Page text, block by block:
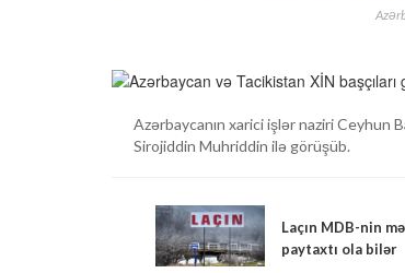
Azərbaycanın xarici işlər naziri Ceyhun
Sirojiddin Muhriddin ilə görüşüb.
Laçın MDB-nin
paytaxtı ola bilər